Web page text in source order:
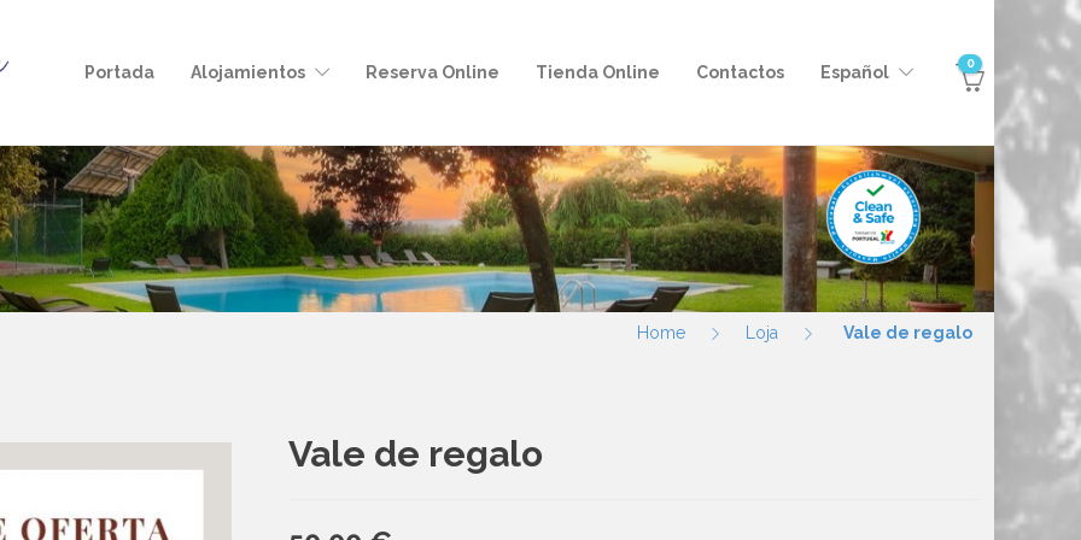
Portada Alojamientos Reserva Online Tienda Online Contactos Español 0
Home Loja Vale de regalo
Vale de regalo